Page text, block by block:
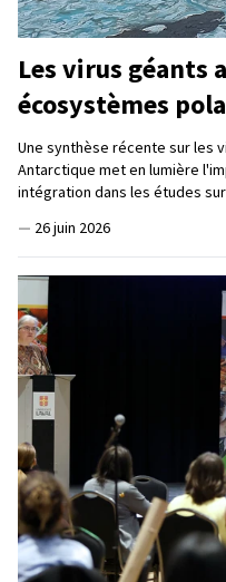
Les virus géants
écosystèmes
Une synthèse récente sur les
Antarctique met en lumière
intégration dans les études
— 26 juin 2026